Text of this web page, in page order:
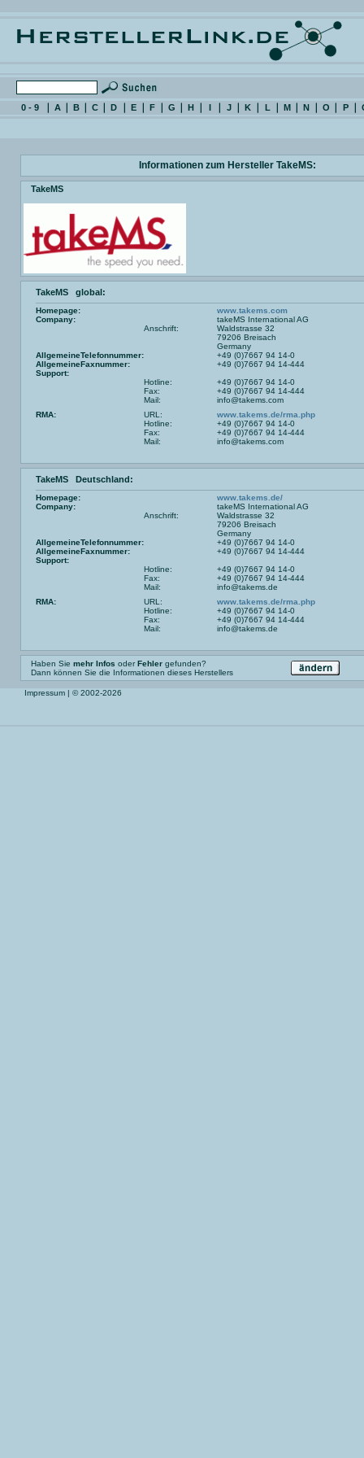
0 - 9 A B C D E F G H I J K L M N O P
Informationen zum Hersteller TakeMS:
TakeMS
TakeMS global:
Homepage:
www.takems.com
Company:
takeMS International AG
Anschrift:
Waldstrasse 32
79206 Breisach
Germany
AllgemeineTelefonnummer:
+49 (0)7667 94 14-0
AllgemeineFaxnummer:
+49 (0)7667 94 14-444
Support:
Hotline:
+49 (0)7667 94 14-0
Fax:
+49 (0)7667 94 14-444
Mail:
info@takems.com
RMA:
URL:
www.takems.de/rma.php
Hotline:
+49 (0)7667 94 14-0
Fax:
+49 (0)7667 94 14-444
Mail:
info@takems.com
TakeMS Deutschland:
Homepage:
www.takems.de/
Company:
takeMS International AG
Anschrift:
Waldstrasse 32
79206 Breisach
Germany
AllgemeineTelefonnummer:
+49 (0)7667 94 14-0
AllgemeineFaxnummer:
+49 (0)7667 94 14-444
Support:
Hotline:
+49 (0)7667 94 14-0
Fax:
+49 (0)7667 94 14-444
Mail:
info@takems.de
RMA:
URL:
www.takems.de/rma.php
Hotline:
+49 (0)7667 94 14-0
Fax:
+49 (0)7667 94 14-444
Mail:
info@takems.de
Haben Sie mehr Infos oderFehler gefunden?
Dann können Sie die Informationen dieses Herstellers
Impressum | © 2002-2026